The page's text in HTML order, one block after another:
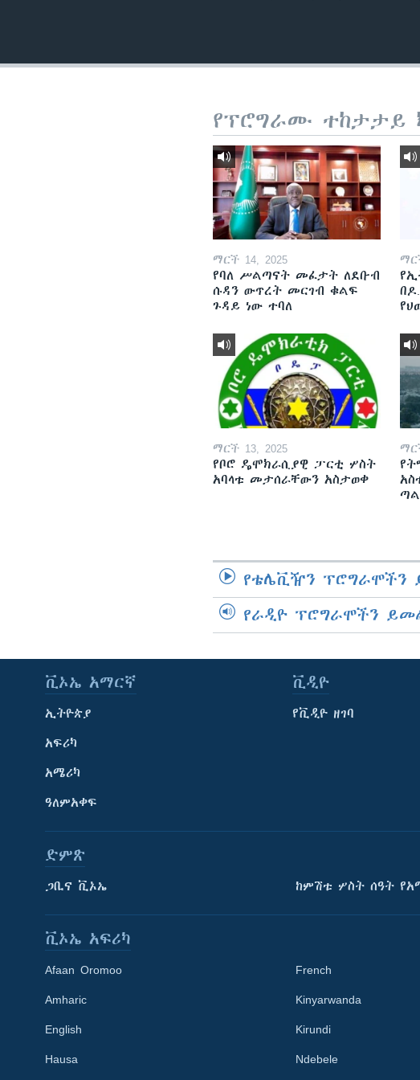
Learning English
የፕሮግራሙ ተከታታይ
ማርች 14, 2025
የባለ ሥልጣናት መፈታት ለደቡብ
ሱዳን ውጥረት መርገብ ቁልፍ
ጉዳይ ነው ተባለ
ማርች 13, 2025
የቦሮ ዴሞክራሲያዊ ፓርቲ ሦስት
አባላቱ መታሰራቸውን አስታወቀ
የቴሌቪዥን ፕሮግራሞችን
የራዲዮ ፕሮግራሞችን
ቪኦኤ አማርኛ
ኢትዮጵያ
አፍሪካ
አሜሪካ
ዓለምአቀፍ
ቪዲዮ
የቪዲዮ ዘገባ
ድምጽ
ጋቢና ቪኦኤ ከምሽቱ ሦስት ሰዓት
ቪኦኤ አፍሪካ
Afaan Oromoo
Amharic
English
Hausa
French
Kinyarwanda
Kirundi
Ndebele